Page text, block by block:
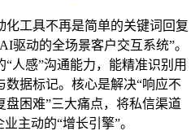
化工具不再是简单的关键词回复
驱动的全场景客户交互系统”。
人感”沟通能力，能精准识别用
数据标记。核心是解决“响应不
盘困难”三大痛点，将私信渠道
主动的“增长引擎”。